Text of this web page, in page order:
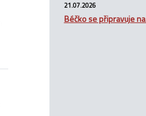
21.07.2026
Béčko se připravuje